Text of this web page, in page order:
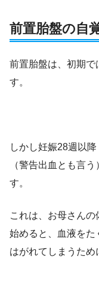
前置胎盤の自
前置胎盤は、初期で
す。
しかし妊娠28週以
（警告出血とも言
す。
これは、お母さん
始めると、血液をた
はがれてしまうため